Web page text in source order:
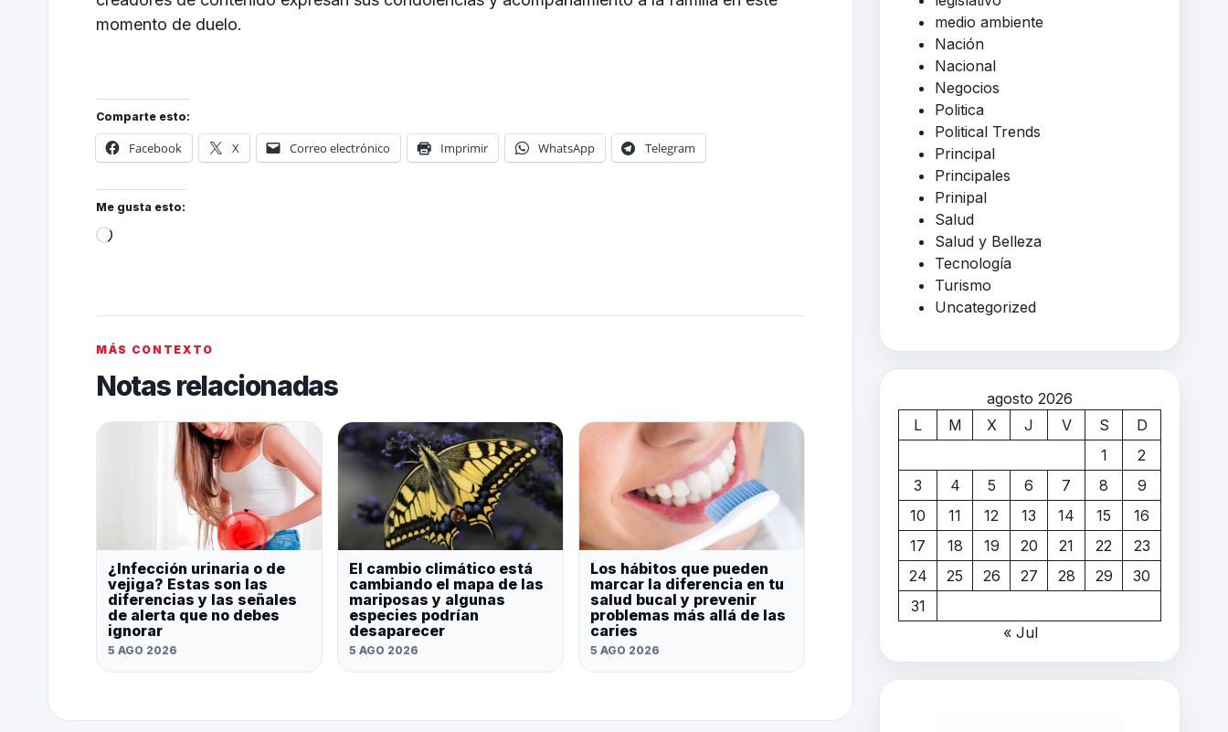
momento de duelo.
Comparte esto:
Facebook X Correo electrónico Imprimir WhatsApp Telegram
Me gusta esto:
MÁS CONTEXTO
Notas relacionadas
¿Infección urinaria o de
vejiga? Estas son las
diferencias y las señales
de alerta que no debes
ignorar
5 AGO 2026
El cambio climático está
cambiando el mapa de las
mariposas y algunas
especies podrían
desaparecer
5 AGO 2026
Los hábitos que pueden
marcar la diferencia en tu
salud bucal y prevenir
problemas más allá de las
caries
5 AGO 2026
medio ambiente
Nación
Nacional
Negocios
Politica
Political Trends
Principal
Principales
Prinipal
Salud
Salud y Belleza
Tecnología
Turismo
Uncategorized
agosto 2026
L
M X J V S
D
1
2
3
4 5 6 7 8
9
10
11 12 13 14 15
16
17
18 19 20 21 22
23
24
25 26 27 28 29
30
31
« Jul